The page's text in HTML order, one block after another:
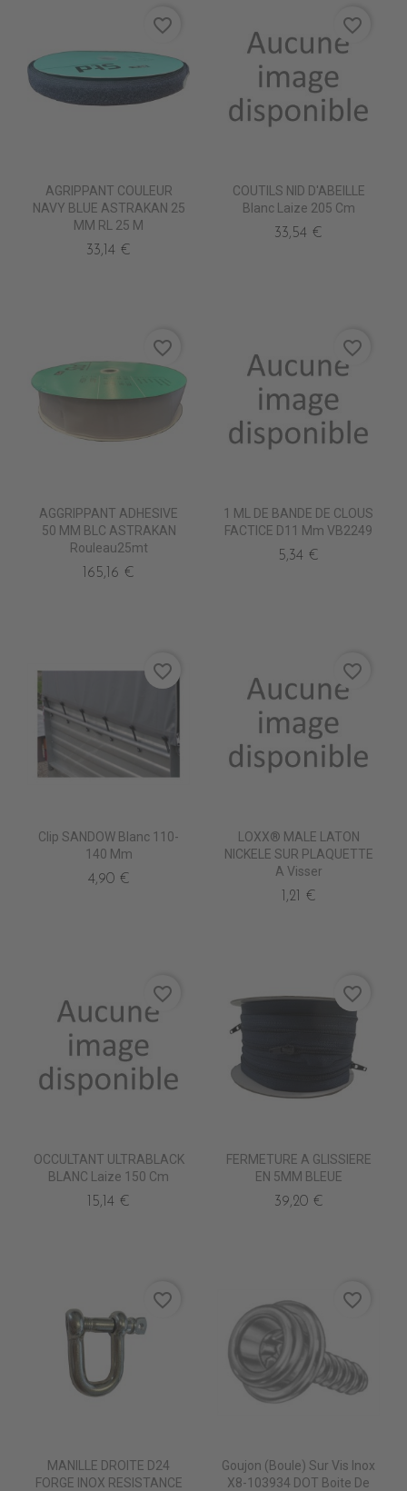
AGRIPPANT COULEUR
NAVY BLUE ASTRAKAN 25
MM RL 25 M
33,14 €
favorite_border
COUTILS NID D'ABEILLE
Blanc Laize 205 Cm
33,54 €
favorite_border
AGGRIPPANT ADHESIVE
50 MM BLC ASTRAKAN
Rouleau25mt
165,16 €
favorite_border
1 ML DE BANDE DE CLOUS
FACTICE D11 Mm VB2249
5,34 €
favorite_border
Clip SANDOW Blanc 110-
140 Mm
4,90 €
favorite_border
LOXX® MALE LATON
NICKELE SUR PLAQUETTE
A Visser
1,21 €
favorite_border
OCCULTANT ULTRABLACK
BLANC Laize 150 Cm
15,14 €
favorite_border
FERMETURE A GLISSIERE
EN 5MM BLEUE
39,20 €
favorite_border
MANILLE DROITE D24
FORGE INOX RESISTANCE
favorite_border
Goujon (Boule) Sur Vis Inox
X8-103934 DOT Boite De
favorite_border